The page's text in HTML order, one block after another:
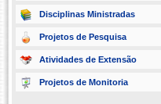
Disciplinas Ministradas
Projetos de Pesquisa
Atividades de Extensão
Projetos de Monitoria